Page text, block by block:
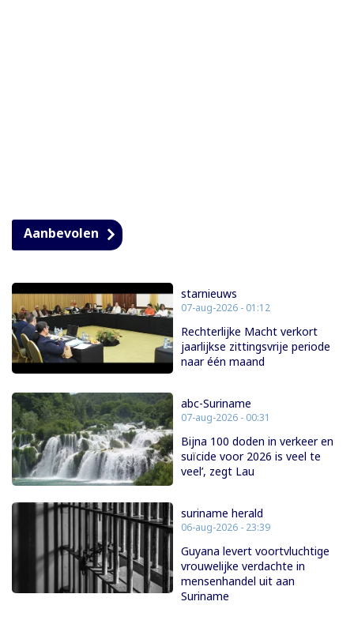
Aanbevolen
starnieuws
07-aug-2026 - 01:12
Rechterlijke Macht verkort
jaarlijkse zittingsvrije periode
naar één maand
abc-Suriname
07-aug-2026 - 00:31
Bijna 100 doden in verkeer en
suïcide voor 2026 is veel te
veel’, zegt Lau
suriname herald
06-aug-2026 - 23:39
Guyana levert voortvluchtige
vrouwelijke verdachte in
mensenhandel uit aan
Suriname